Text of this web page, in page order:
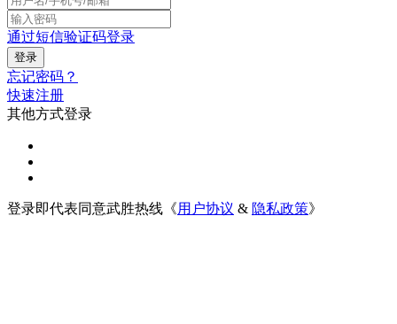
通过短信验证码登录
忘记密码？
快速注册
其他方式登录
登录即代表同意武胜热线《用户协议 & 隐私政策》